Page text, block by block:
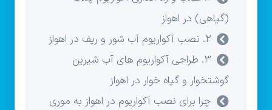
(گیاهی) در اهواز
۲. نصب آکواریوم آب شور و ریف در اهواز
۳. طراحی آکواریوم های آب شیرین
گوشتخوار و گیاه خوار در اهواز
چرا برای نصب آکواریوم در اهواز به موری